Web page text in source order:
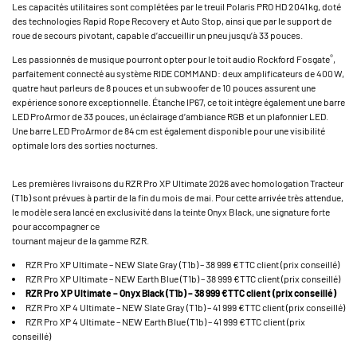
Les capacités utilitaires sont complétées par le treuil Polaris PRO HD 2 041 kg, doté
des technologies Rapid Rope Recovery et Auto Stop, ainsi que par le support de
roue de secours pivotant, capable d’accueillir un pneu jusqu’à 33 pouces.
Les passionnés de musique pourront opter pour le toit audio Rockford Fosgate®,
parfaitement connecté au système RIDE COMMAND : deux amplificateurs de 400 W,
quatre haut parleurs de 8 pouces et un subwoofer de 10 pouces assurent une
expérience sonore exceptionnelle. Étanche IP67, ce toit intègre également une barre
LED ProArmor de 33 pouces, un éclairage d’ambiance RGB et un plafonnier LED.
Une barre LED ProArmor de 84 cm est également disponible pour une visibilité
optimale lors des sorties nocturnes.
Les premières livraisons du RZR Pro XP Ultimate 2026 avec homologation Tracteur
(T1b) sont prévues à partir de la fin du mois de mai. Pour cette arrivée très attendue,
le modèle sera lancé en exclusivité dans la teinte Onyx Black, une signature forte
pour accompagner ce
tournant majeur de la gamme RZR.
RZR Pro XP Ultimate – NEW Slate Gray (T1b) – 38 999 €TTC client (prix conseillé)
RZR Pro XP Ultimate – NEW Earth Blue (T1b) – 38 999 €TTC client (prix conseillé)
RZR Pro XP Ultimate – Onyx Black (T1b) – 38 999 €TTC client (prix conseillé)
RZR Pro XP 4 Ultimate – NEW Slate Gray (T1b) – 41 999 €TTC client (prix conseillé)
RZR Pro XP 4 Ultimate – NEW Earth Blue (T1b) – 41 999 €TTC client (prix
conseillé)